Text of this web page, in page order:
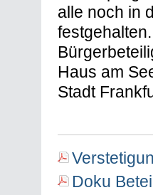
alle noch in
Haus am
Stadt
Doku